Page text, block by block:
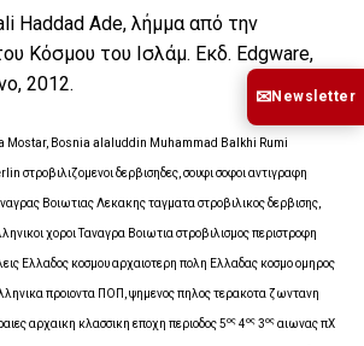
Haddad Ade, λήμμα από την
Κόσμου του Ισλάμ. Εκδ. Edgware,
2012.
Mostar, Bosnia alaluddin Muhammad Balkhi Rumi
στροβιλιζομενοι δερβισηδες, σουφι σοφοι αντιγραφη
Βοιωτιας Λεκακης ταγματα στροβιλικος δερβισης,
χοροι Ταναγρα Βοιωτια στροβιλισμος περιστροφη
Ελλαδος κοσμου αρχαιοτερη πολη Ελλαδας κοσμο ομηρος
προιοντα ΠΟΠ, ψημενος πηλος τερακοτα ζωντανη
αρχαικη κλασσικη εποχη περιοδος 5ος4ος3οςαιωνας πΧ
✉Newsletter